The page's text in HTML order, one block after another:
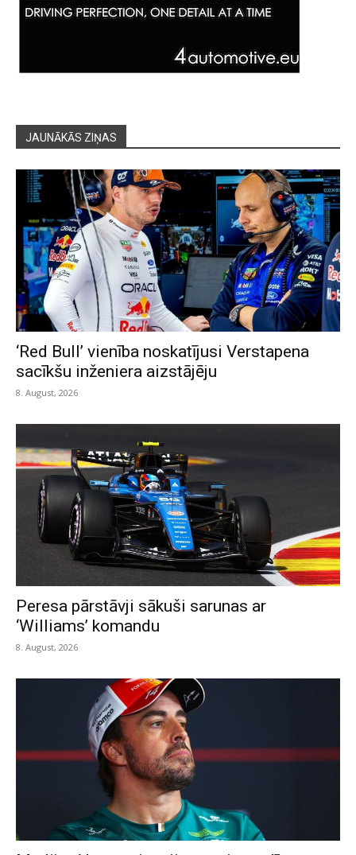
JAUNĀKĀS ZIŅAS
‘Red Bull’ vienība noskatījusi Verstapena
sacīkšu inženiera aizstājēju
8. August, 2026
Peresa pārstāvji sākuši sarunas ar
‘Williams’ komandu
8. August, 2026